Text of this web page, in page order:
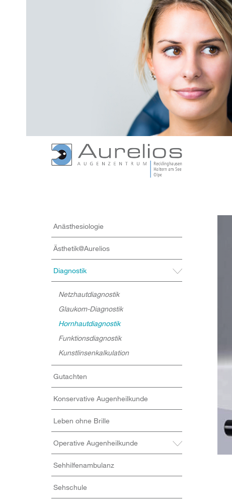
Anästhesiologie
Ästhetik@Aurelios
Diagnostik
Netzhautdiagnostik
Glaukom-Diagnostik
Hornhautdiagnostik
Funktionsdiagnostik
Kunstlinsenkalkulation
Gutachten
Konservative Augenheilkunde
Leben ohne Brille
Operative Augenheilkunde
Sehhilfenambulanz
Sehschule